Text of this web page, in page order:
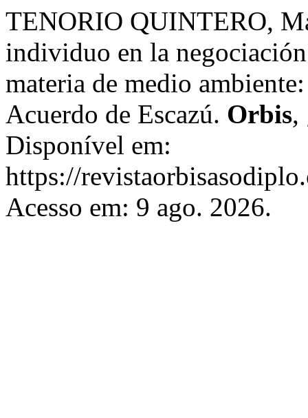
TENORIO QUINTERO,
individuo en la
materia de medio
Acuerdo de Escazú. Orbis,
Disponível em:
https://
Acesso em: 9 ago. 2026.